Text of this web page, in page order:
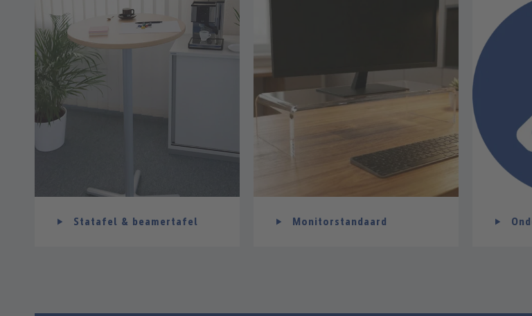
Statafel & beamertafel Monitorstandaard